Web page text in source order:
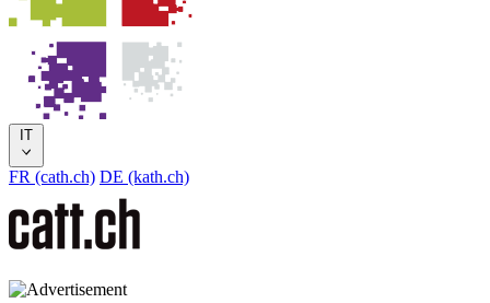
IT
FR (cath.ch) DE (kath.ch)